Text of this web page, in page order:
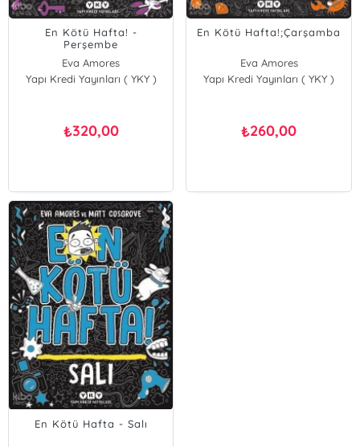
En Kötü Hafta! -
Perşembe
Eva Amores
Matt Cosgrove
Yapı Kredi Yayınları ( YKY )
₺320,00
En Kötü Hafta!;Çarşamba
Eva Amores
Matt Cosgrove
Yapı Kredi Yayınları ( YKY )
₺260,00
En Kötü Hafta - Salı